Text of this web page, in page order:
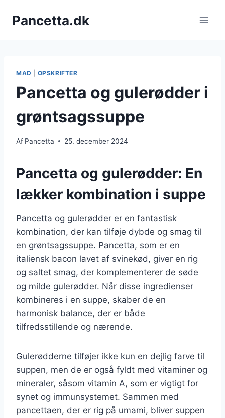
Pancetta.dk
MAD OPSKRIFTER
Pancetta og gulerødder i
grøntsagssuppe
Af Pancetta 25. december 2024
Pancetta og gulerødder: En
lækker kombination i suppe
Pancetta og gulerødder er en fantastisk
kombination, der kan tilføje dybde og smag til
en grøntsagssuppe. Pancetta, som er en
italiensk bacon lavet af svinekød, giver en rig
og saltet smag, der komplementerer de søde
og milde gulerødder. Når disse ingredienser
kombineres i en suppe, skaber de en
harmonisk balance, der er både
tilfredsstillende og nærende.
Gulerødderne tilføjer ikke kun en dejlig farve til
suppen, men de er også fyldt med vitaminer og
mineraler, såsom vitamin A, som er vigtigt for
synet og immunsystemet. Sammen med
pancettaen, der er rig på umami, bliver suppen